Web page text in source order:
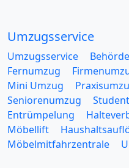
Umzugsservice
Umzugsservice
Fernumzug
Mini Umzug
Seniorenumzug
Entrümpelung
Möbellift
Möbelmitfahrzentrale